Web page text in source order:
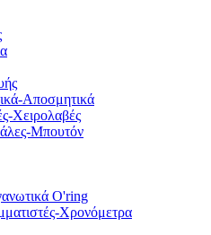
Αποσμητικά
Χειρολαβές
Μπουτόν
O'ring
Χρονόμετρα